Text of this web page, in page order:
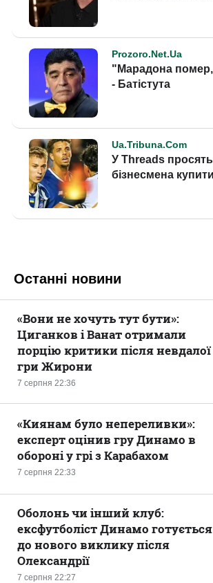
Останні новини
7 серпня 22:36
«Вони не хочуть тут бути»:
Циганков і Ванат отримали
порцію критики після невдалої
гри Жирони
7 серпня 22:33
«Киянам було непереливки»:
експерт оцінив гру Динамо в
обороні у грі з Карабахом
7 серпня 22:27
Оболонь чи інший клуб:
ексфутболіст Динамо готується
до нового виклику після
Олександрії